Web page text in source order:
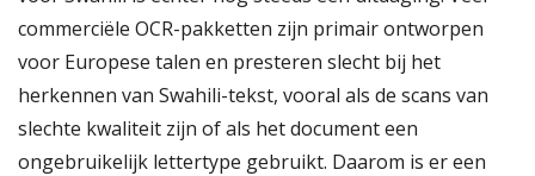
commerciële OCR-pakketten zijn primair ontworpen
voor Europese talen en presteren slecht bij het
herkennen van Swahili-tekst, vooral als de scans van
slechte kwaliteit zijn of als het document een
ongebruikelijk lettertype gebruikt. Daarom is er een